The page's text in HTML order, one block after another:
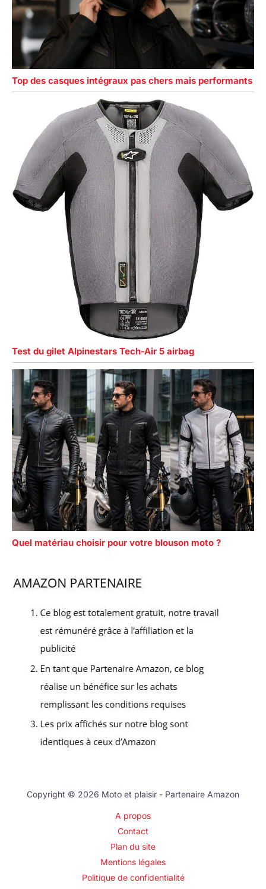
Top des casques intégraux pas chers mais performants
Test du gilet Alpinestars Tech-Air 5 airbag
Quel matériau choisir pour votre blouson moto ?
Copyright © 2026 Moto et plaisir - Partenaire Amazon
A propos
Contact
Plan du site
Mentions légales
Politique de confidentialité